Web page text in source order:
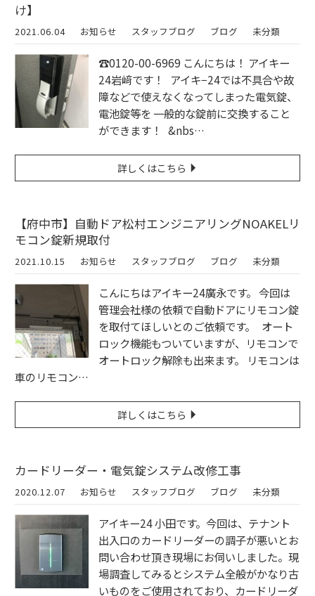
け】
2021.06.04 お知らせ スタッフブログ ブログ 未分類
☎︎0120-00-6969 こんにちは！ アイキー
24岩﨑です！ アイキ−24では不具合や故
障などで使えなくなってしまった電気錠、
電池錠等を 一般的な錠前に交換すること
ができます！ &nbs…
詳しくはこちら
【府中市】自動ドア松村エンジニアリングNOAKELリ
モコン錠新規取付
2021.10.15 お知らせ スタッフブログ ブログ 未分類
こんにちはアイキー24廣永です。 今回は
管理会社様の依頼で自動ドアにリモコン錠
を取付てほしいとのご依頼です。 オート
ロック機能もついていますが、リモコンで
オートロック解除も出来ます。 リモコンは
車のリモコン…
詳しくはこちら
カードリーダー・電気錠システム改修工事
2020.12.07 お知らせ スタッフブログ ブログ 未分類
アイキー24 小田です。今回は、テナント
出入口のカードリーダーの調子が悪いとお
問い合わせ頂き現場にお伺いしました。現
場調査してみるとシステム全般がかなり古
いものをご使用されており、カードリーダ